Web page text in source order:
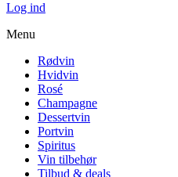
Log ind
Menu
Rødvin
Hvidvin
Rosé
Champagne
Dessertvin
Portvin
Spiritus
Vin tilbehør
Tilbud & deals